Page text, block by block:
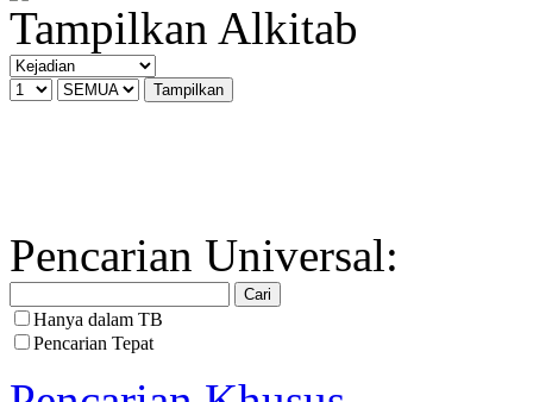
Tampilkan Alkitab
Pencarian Universal:
Hanya dalam TB
Pencarian Tepat